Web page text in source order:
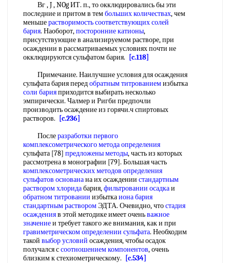
Вг , J , NOg ИТ. п., то окклюдировались бы эти
последние и притом в тембольших количествах, чем
меньшерастворимость соответствующихсолей
бария. Наоборот,посторонние катионы,
присутствующие в анализируемом растворе, при
осаждении в рассматриваемых условиях почти не
окклюдируются сульфатом бария.
[c.118]
Примечание. Наилучшне условия для осаждения
сульфата бария передобратным титрованиемизбытка
соли барияприходится выбирать несколько
эмпирически. Чалмер и Ригби предпочли
производить осаждение из горячи.ч спиртовых
растворов.
[c.236]
Послеразработки первого
комплексометрического метода определения
сульфата [78] предложены методы, часть из которых
рассмотрена в монографии [79]. Большая часть
комплексометрических методов определения
сульфатов основанана их осаждении стандартным
раствором хлоридабария,фильтровании осадкаи
обратном титровании избыткаиона бария
стандартным растворомЭДТА. Очевидно, чтостадия
осажденияв этой методике имеет оченьважное
значениеи требует такого же внимания, как и при
гравиметрическом определении сульфата. Необходим
такой выбор условий осаждения, чтобы осадок
получался ссоотношением компонентов, очень
близким к стехиометрическому.
[c.534]